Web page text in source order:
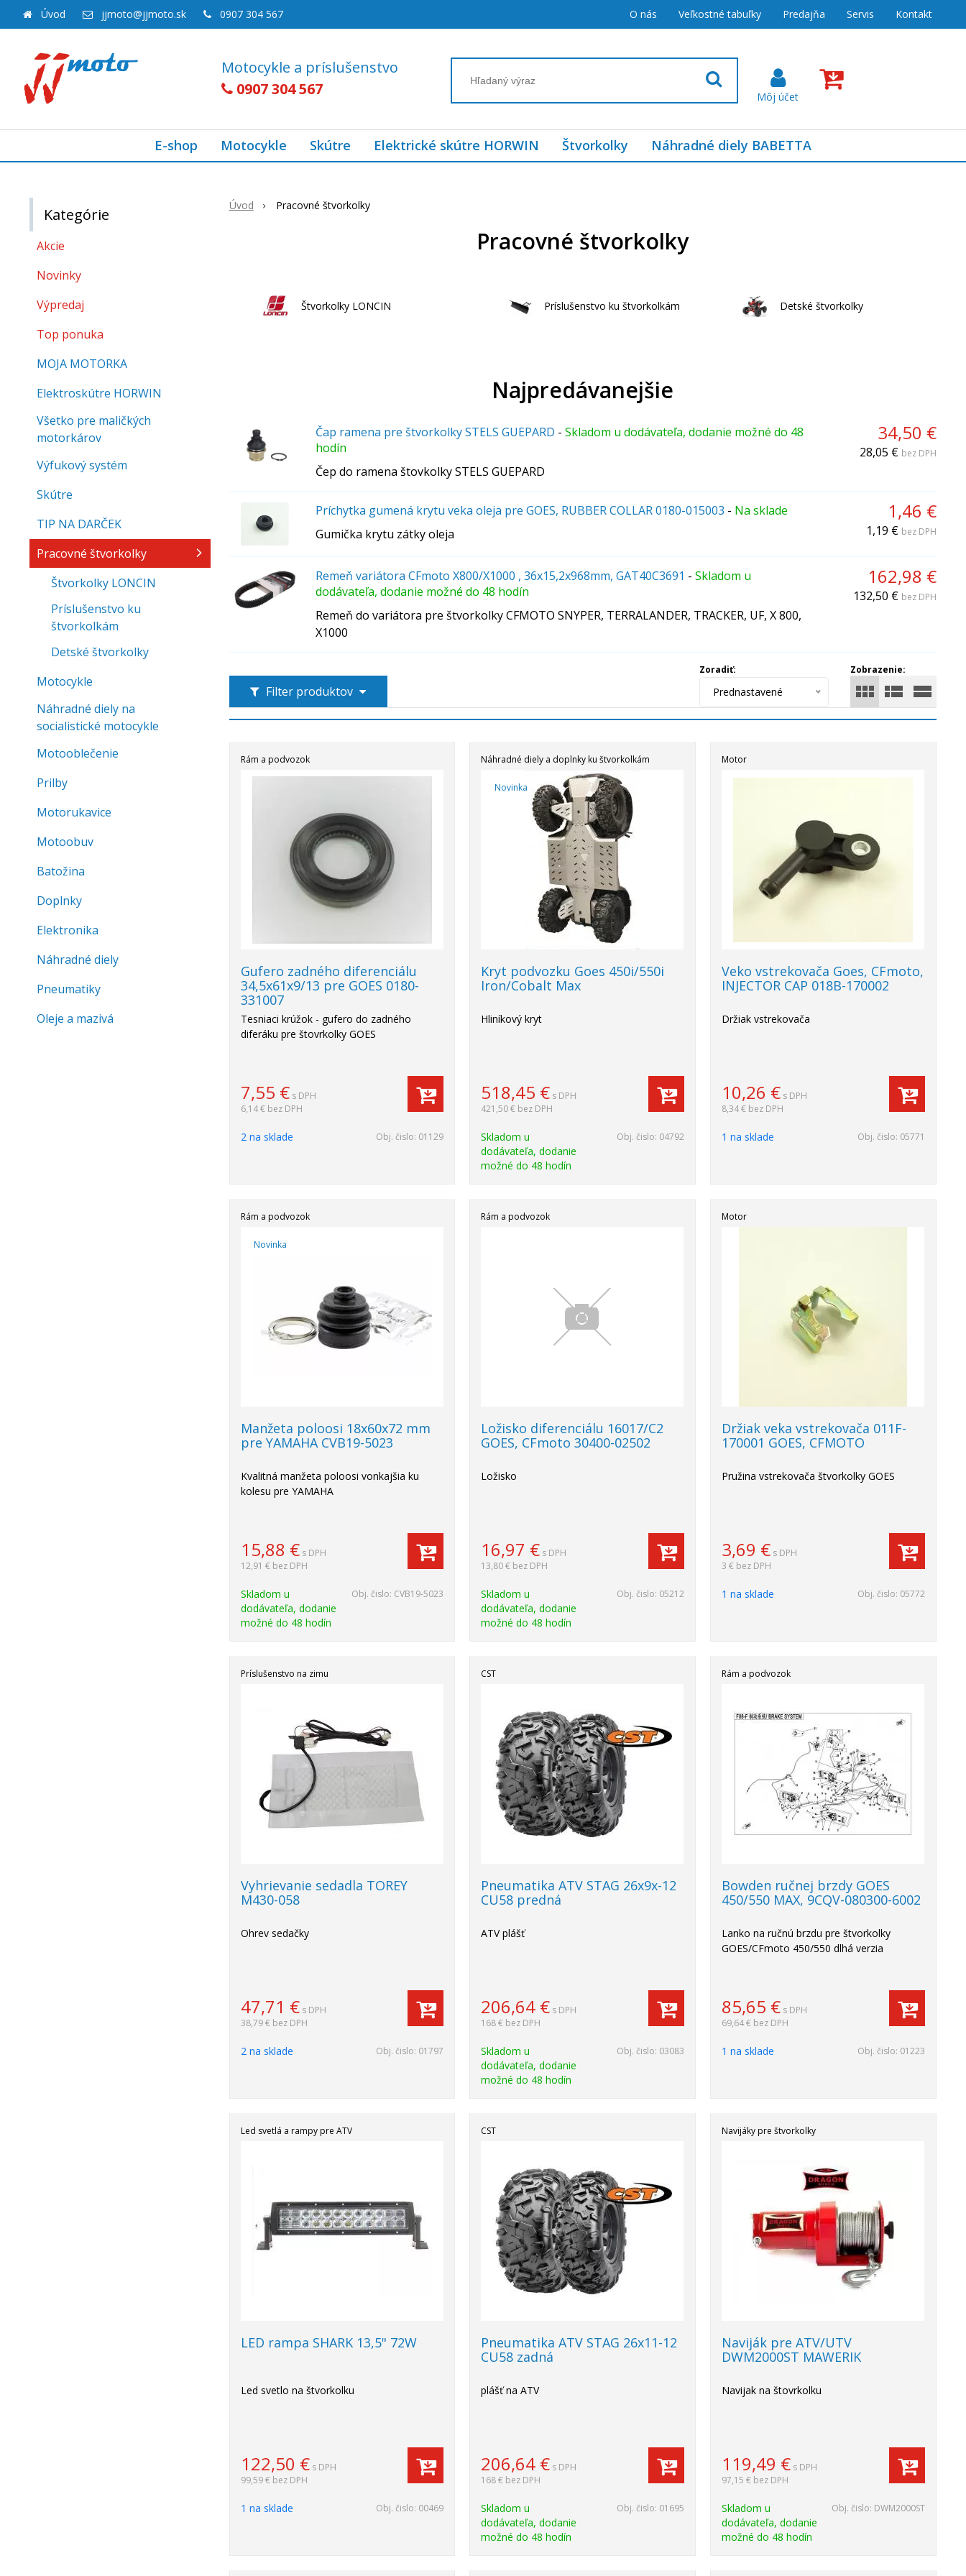
Motocykle a príslušenstvo
0907 304 567
Úvod jjmoto@jjmoto.sk 0907 304 567 O nás Veľkostné tabuľky Predajňa Servis Kontakt
E-shop Motocykle Skútre Elektrické skútre HORWIN Štvorkolky Náhradné diely BABETTA
Úvod Pracovné štvorkolky
Pracovné štvorkolky
Štvorkolky LONCIN Príslušenstvo ku štvorkolkám Detské štvorkolky
Najpredávanejšie
Čap ramena pre štvorkolky STELS GUEPARD - Skladom u dodávateľa, dodanie možné do 48
hodín
Čep do ramena štovkolky STELS GUEPARD
34,50 €
28,05 € bez DPH
Príchytka gumená krytu veka oleja pre GOES, RUBBER COLLAR 0180-015003 - Na sklade
Gumička krytu zátky oleja
1,46 €
1,19 € bez DPH
Remeň variátora CFmoto X800/X1000 , 36x15,2x968mm, GAT40C3691 - Skladom u
dodávateľa, dodanie možné do 48 hodín
Remeň do variátora pre štvorkolky CFMOTO SNYPER, TERRALANDER, TRACKER, UF, X 800,
X1000
162,98 €
132,50 € bez DPH
Filter produktov
Zobrazenie:
Zoradiť:
Prednastavené
Rám a podvozok
Gufero zadného diferenciálu
34,5x61x9/13 pre GOES 0180-
331007
Tesniaci krúžok - gufero do zadného
diferáku pre štovrkolky GOES
7,55 € s DPH
6,14 € bez DPH
2 na sklade Obj. čislo: 01129
Náhradné diely a doplnky ku štvorkolkám
Novinka
Kryt podvozku Goes 450i/550i
Iron/Cobalt Max
Hliníkový kryt
518,45 € s DPH
421,50 € bez DPH
Skladom u
dodávateľa, dodanie
možné do 48 hodín
Obj. čislo: 04792
Motor
Veko vstrekovača Goes, CFmoto,
INJECTOR CAP 018B-170002
Držiak vstrekovača
10,26 € s DPH
8,34 € bez DPH
1 na sklade Obj. čislo: 05771
Rám a podvozok
Novinka
Manžeta poloosi 18x60x72 mm
pre YAMAHA CVB19-5023
Kvalitná manžeta poloosi vonkajšia ku
kolesu pre YAMAHA
15,88 € s DPH
12,91 € bez DPH
Skladom u
dodávateľa, dodanie
možné do 48 hodín
Obj. čislo: CVB19-5023
Rám a podvozok
Ložisko diferenciálu 16017/C2
GOES, CFmoto 30400-02502
Ložisko
16,97 € s DPH
13,80 € bez DPH
Skladom u
dodávateľa, dodanie
možné do 48 hodín
Obj. čislo: 05212
Motor
Držiak veka vstrekovača 011F-
170001 GOES, CFMOTO
Pružina vstrekovača štvorkolky GOES
3,69 € s DPH
3 € bez DPH
1 na sklade Obj. čislo: 05772
Príslušenstvo na zimu
Vyhrievanie sedadla TOREY
M430-058
Ohrev sedačky
47,71 € s DPH
38,79 € bez DPH
2 na sklade Obj. čislo: 01797
CST
Pneumatika ATV STAG 26x9x-12
CU58 predná
ATV plášť
206,64 € s DPH
168 € bez DPH
Skladom u
dodávateľa, dodanie
možné do 48 hodín
Obj. čislo: 03083
Rám a podvozok
Bowden ručnej brzdy GOES
450/550 MAX, 9CQV-080300-6002
Lanko na ručnú brzdu pre štvorkolky
GOES/CFmoto 450/550 dlhá verzia
85,65 € s DPH
69,64 € bez DPH
1 na sklade Obj. čislo: 01223
Led svetlá a rampy pre ATV
LED rampa SHARK 13,5" 72W
Led svetlo na štvorkolku
122,50 € s DPH
99,59 € bez DPH
1 na sklade Obj. čislo: 00469
CST
Pneumatika ATV STAG 26x11-12
CU58 zadná
plášť na ATV
206,64 € s DPH
168 € bez DPH
Skladom u
dodávateľa, dodanie
možné do 48 hodín
Obj. čislo: 01695
Navijáky pre štvorkolky
Naviják pre ATV/UTV
DWM2000ST MAWERIK
Navijak na štovrkolku
119,49 € s DPH
97,15 € bez DPH
Skladom u
dodávateľa, dodanie
možné do 48 hodín
Obj. čislo: DWM2000ST
Kategórie
Akcie
Novinky
Výpredaj
Top ponuka
MOJA MOTORKA
Elektroskútre HORWIN
Všetko pre maličkých
motorkárov
Výfukový systém
Skútre
TIP NA DARČEK
Pracovné štvorkolky
Štvorkolky LONCIN
Príslušenstvo ku
štvorkolkám
Detské štvorkolky
Motocykle
Náhradné diely na
socialistické motocykle
Motooblečenie
Prilby
Motorukavice
Motoobuv
Batožina
Doplnky
Elektronika
Náhradné diely
Pneumatiky
Oleje a mazivá